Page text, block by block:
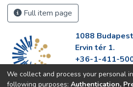
Full item page
1088
Ervin tér 1.
+36-1-411-
info@fszek.hu
https://
We collect and process your personal
following purposes: Authentication,